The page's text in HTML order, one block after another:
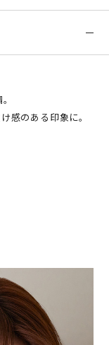
感のある印象に。